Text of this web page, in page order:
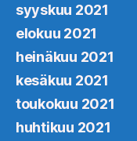
syyskuu 2021
elokuu 2021
heinäkuu 2021
kesäkuu 2021
toukokuu 2021
huhtikuu 2021